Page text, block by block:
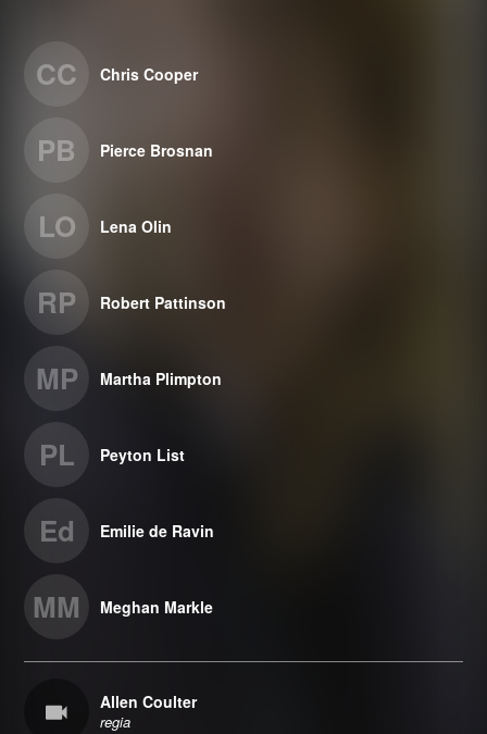
CC Chris Cooper
PB Pierce Brosnan
LO Lena Olin
RP Robert Pattinson
MP Martha Plimpton
PL Peyton List
Ed Emilie de Ravin
MM Meghan Markle
Allen Coulter
regia